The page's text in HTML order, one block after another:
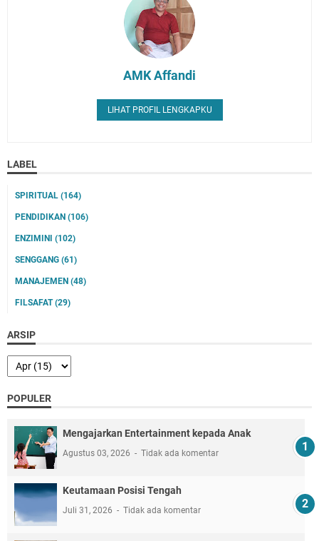
AMK Affandi
LIHAT PROFIL LENGKAPKU
LABEL
SPIRITUAL (164)
PENDIDIKAN (106)
ENZIMINI (102)
SENGGANG (61)
MANAJEMEN (48)
FILSAFAT(29)
ARSIP
POPULER
Mengajarkan Entertainment kepada Anak
Agustus 03, 2026 Tidak ada komentar
Keutamaan Posisi Tengah
Juli 31, 2026 Tidak ada komentar